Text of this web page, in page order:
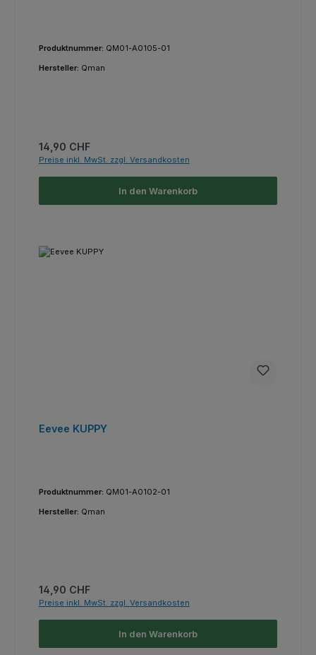
Produktnummer: QM01-A0105-01
Hersteller: Qman
Regulärer Preis:
14,90 CHF
Preise inkl. MwSt. zzgl. Versandkosten
In den Warenkorb
Eevee KUPPY
Produktnummer: QM01-A0102-01
Hersteller: Qman
Regulärer Preis:
14,90 CHF
Preise inkl. MwSt. zzgl. Versandkosten
In den Warenkorb